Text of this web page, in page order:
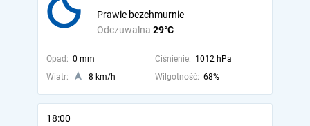
Odczuwalna 29°C
Prawie bezchmurnie
Opad: 0 mm Ciśnienie: 1012 hPa
Wiatr:
8 km/h Wilgotność: 68%
18:00